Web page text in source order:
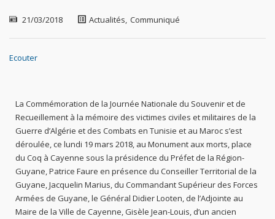
21/03/2018 Actualités, Communiqué
Ecouter
La Commémoration de la Journée Nationale du Souvenir et de
Recueillement à la mémoire des victimes civiles et militaires de la
Guerre d’Algérie et des Combats en Tunisie et au Maroc s’est
déroulée, ce lundi 19 mars 2018, au Monument aux morts, place
du Coq à Cayenne sous la présidence du Préfet de la Région-
Guyane, Patrice Faure en présence du Conseiller Territorial de la
Guyane, Jacquelin Marius, du Commandant Supérieur des Forces
Armées de Guyane, le Général Didier Looten, de l’Adjointe au
Maire de la Ville de Cayenne, Gisèle Jean-Louis, d’un ancien